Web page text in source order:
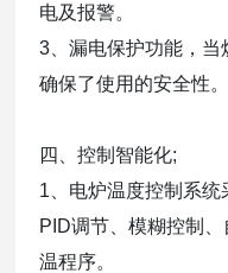
电及报警。
3、漏电保护功能，
确保了使用的安全性。
四、控制智能化;
1、电炉温度控制系
PID调节、模糊控制
温程序。